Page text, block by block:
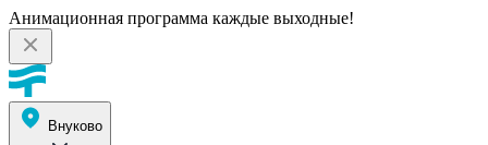
Анимационная программа каждые выходные!
Внуково